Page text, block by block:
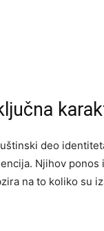
deo
Njihov
na to koliko su